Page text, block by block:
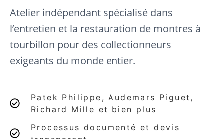
Atelier indépendant spécialisé dans
l’entretien et la restauration de montres à
tourbillon pour des collectionneurs
exigeants du monde entier.
Patek Philippe, Audemars Piguet,
Richard Mille et bien plus
Processus documenté et devis